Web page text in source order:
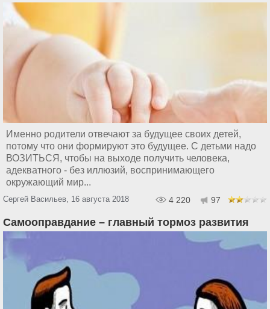
Именно родители отвечают за будущее своих детей,
потому что они формируют это будущее. С детьми надо
ВОЗИТЬСЯ, чтобы на выходе получить человека,
адекватного - без иллюзий, воспринимающего
окружающий мир...
Сергей Васильев, 16 августа 2018 4 220 97
Самооправдание – главный тормоз развития